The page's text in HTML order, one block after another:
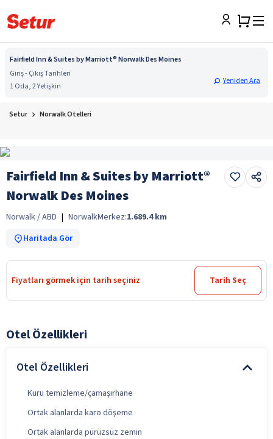
Fairfield Inn & Suites by Marriott® Norwalk Des Moines
Giriş - Çıkış Tarihleri
1 Oda, 2 Yetişkin
Yeniden Ara
Setur Norwalk Otelleri
Fairfield Inn & Suites by Marriott®
Norwalk Des Moines
Norwalk / ABD | NorwalkMerkez:1.689.4 km
Haritada Gör
Fiyatları görmek için tarih seçiniz Tarih Seç
Otel Özellikleri
Otel Özellikleri
Kuru temizleme/çamaşırhane
Ortak alanlarda karo döşeme
Ortak alanlarda pürüzsüz zemin